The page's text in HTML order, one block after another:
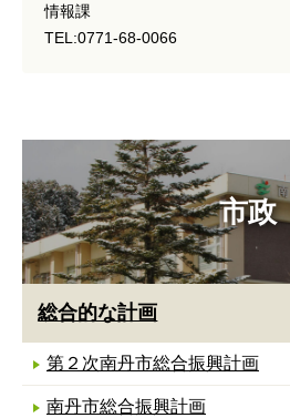
市政
総合的な計画
第２次南丹市総合振興計画
南丹市総合振興計画
情報課
TEL:0771-68-0066